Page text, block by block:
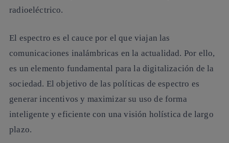
radioeléctrico.
El espectro es el cauce por el que viajan las
comunicaciones inalámbricas en la actualidad. Por ello,
es un elemento fundamental para la digitalización de la
sociedad. El objetivo de las políticas de espectro es
generar incentivos y maximizar su uso de forma
inteligente y eficiente con una visión holística de largo
plazo.